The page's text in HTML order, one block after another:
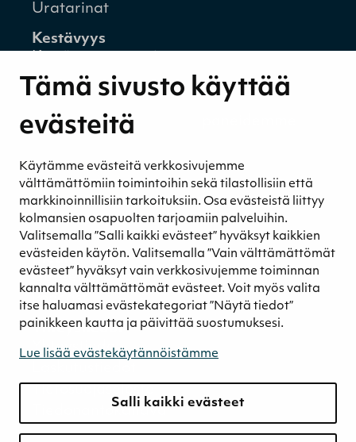
Tämä sivusto käyttää
evästeitä
Käytämme evästeitä verkkosivujemme
välttämättömiin toimintoihin sekä tilastollisiin että
markkinoinnillisiin tarkoituksiin. Osa evästeistä liittyy
kolmansien osapuolten tarjoamiin palveluihin.
Valitsemalla ”Salli kaikki evästeet” hyväksyt kaikkien
evästeiden käytön. Valitsemalla ”Vain välttämättömät
evästeet” hyväksyt vain verkkosivujemme toiminnan
kannalta välttämättömät evästeet. Voit myös valita
itse haluamasi evästekategoriat ”Näytä tiedot”
painikkeen kautta ja päivittää suostumuksesi.
Lue lisää evästekäytännöistämme
Salli kaikki evästeet
Uratarinat
Kestävyys
Kestävyysraportit
Ympäristövastuu
Henkilöstömme ja kumppaneidemme
Eettinen liiketoiminta
Turvetuotannon kestävyys
Kestävyyden johtaminen
Retkeilykohteet
Media
Uutiset ja blogit
Podcast
Yhteystiedot
Yhteystiedot
Tiedonantokanava